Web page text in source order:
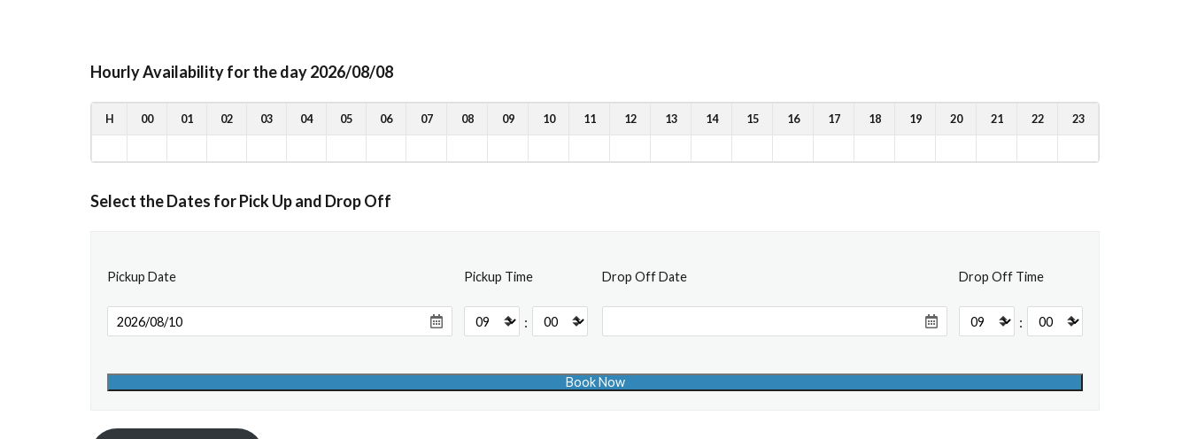
Hourly Availability for the day 2026/08/08
H 00 01 02 03 04 05 06 07 08 09 10 11 12 13 14 15 16 17 18 19 20 21 22 23
Select the Dates for Pick Up and Drop Off
Pickup Date Pickup Time
:
Drop Off Date Drop Off Time
: